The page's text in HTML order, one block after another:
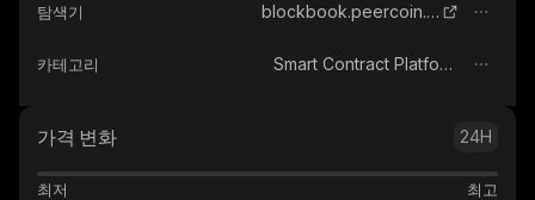
탐색기 blockbook.peercoin.net
카테고리 Smart Contract Platform
가격 변화 24H
최저 최고